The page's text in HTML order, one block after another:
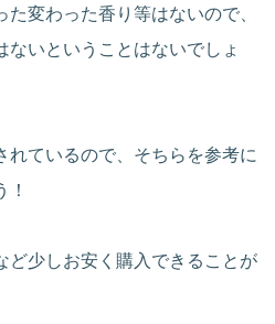
変わった香り等はないので、
ないということはないでしょ
れているので、そちらを参考に
ど少しお安く購入できることが